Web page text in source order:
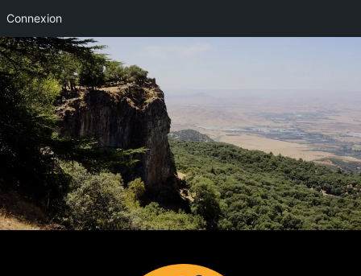
Connexion